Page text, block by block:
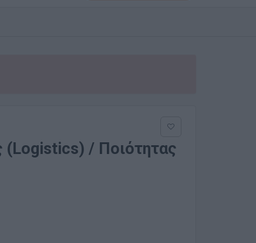
(Logistics) / Ποιότητας